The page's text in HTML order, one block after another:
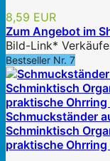
8,59 EUR
Zum Angebot im
Bild-Link*
Bestseller Nr. 7
Schmuckständer
Schminktisch
praktische